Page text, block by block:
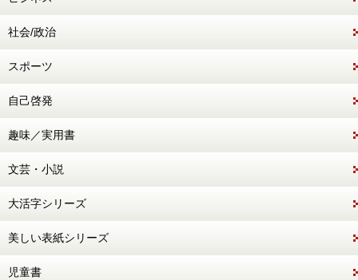
社会/政治
スポーツ
自己啓発
趣味／実用書
文芸・小説
大活字シリーズ
美しい表紙シリーズ
児童書